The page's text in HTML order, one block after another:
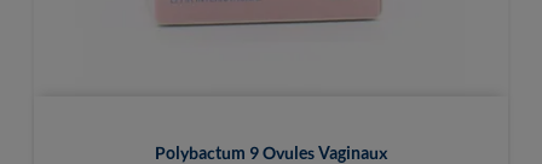
Polybactum 9 Ovules Vaginaux